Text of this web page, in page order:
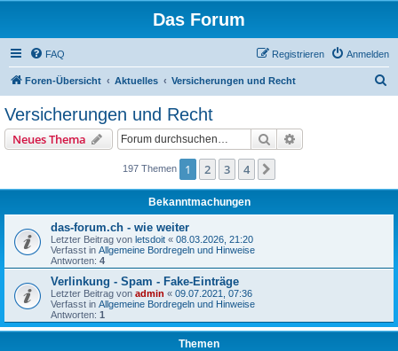
Das Forum
FAQ Anmelden
Registrieren
Foren-Übersicht Aktuelles Versicherungen und Recht
Versicherungen und Recht
Neues Thema Suche
197 Themen 1 2 3 4
Bekanntmachungen
das-forum.ch - wie weiter
Letzter Beitrag von letsdoit « 08.03.2026, 21:20
Verfasst in Allgemeine Bordregeln und Hinweise
Antworten: 4
Verlinkung - Spam - Fake-Einträge
Letzter Beitrag von admin « 09.07.2021, 07:36
Verfasst in Allgemeine Bordregeln und Hinweise
Antworten: 1
Themen